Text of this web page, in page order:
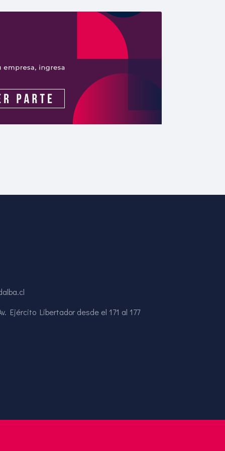
Ejército Libertador desde el 171 al 177